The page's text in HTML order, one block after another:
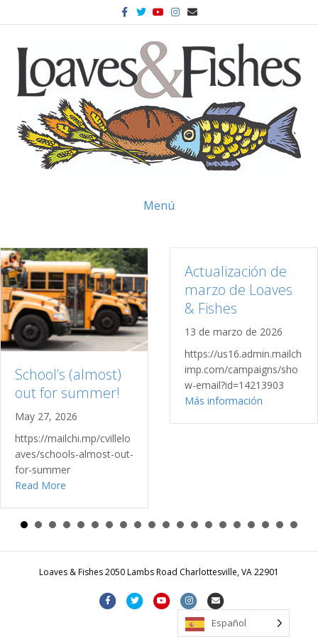
Facebook
TwitterYoutubeInstagramCorreo electrónico
Menú
School’s (almost)
out for summer!
May 27, 2026
https://mailchi.mp/cvillelo
aves/schools-almost-out-
for-summer
Read More
Actualización de
marzo de Loaves
& Fishes
13 de marzo de 2026
https://us16.admin.mailch
imp.com/campaigns/sho
w-email?id=14213903
Más información
Loaves & Fishes 2050 Lambs Road Charlottesville, VA 22901
FacebookTwitterYoutubeInstagramCorreo electrónico
Español